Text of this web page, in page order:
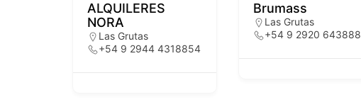
ALQUILERES
NORA
Las Grutas
+54 9 2944 4318854
Brumass
Las Grutas
+54 9 2920 643888